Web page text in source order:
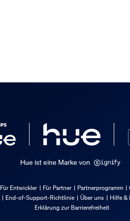
Hue ist eine Marke von
Für Entwickler Für Partner Partnerprogramm
End-of-Support-Richtlinie Über uns Hilfe &
Erklärung zur Barrierefreiheit